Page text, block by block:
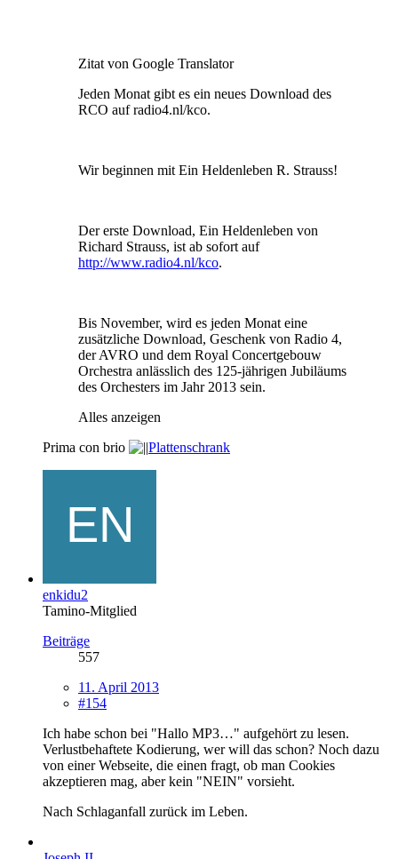
Zitat von Google Translator
Jeden Monat gibt es ein neues Download des
RCO auf radio4.nl/kco.
Wir beginnen mit Ein Heldenleben R. Strauss!
Der erste Download, Ein Heldenleben von
Richard Strauss, ist ab sofort auf
http://www.radio4.nl/kco.
Bis November, wird es jeden Monat eine
zusätzliche Download, Geschenk von Radio 4,
der AVRO und dem Royal Concertgebouw
Orchestra anlässlich des 125-jährigen Jubiläums
des Orchesters im Jahr 2013 sein.
Alles anzeigen
Prima con brio
Plattenschrank
enkidu2
Tamino-Mitglied
Beiträge
557
11. April 2013
#154
Ich habe schon bei "Hallo MP3…" aufgehört zu lesen.
Verlustbehaftete Kodierung, wer will das schon? Noch dazu
von einer Webseite, die einen fragt, ob man Cookies
akzeptieren mag, aber kein "NEIN" vorsieht.
Nach Schlaganfall zurück im Leben.